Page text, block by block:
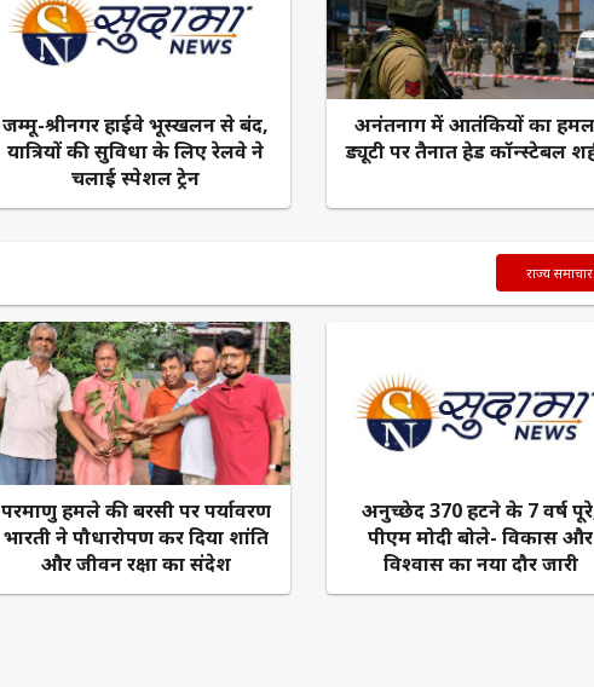
जम्मू-श्रीनगर हाईवे भूस्खलन से बंद,
यात्रियों की सुविधा के लिए रेलवे ने
चलाई स्पेशल ट्रेन
अनंतनाग में आतंकियों का
ड्यूटी पर तैनात हेड कॉन्स्टेबल
राज्य समाचार
​परमाणु हमले की बरसी पर पर्यावरण
भारती ने पौधारोपण कर दिया शांति
और जीवन रक्षा का संदेश
अनुच्छेद 370 हटने के 7 वर्ष
पीएम मोदी बोले- विकास और
विश्वास का नया दौर जारी